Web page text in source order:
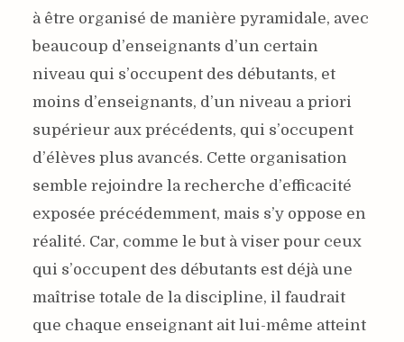
à être organisé de manière pyramidale, avec
beaucoup d’enseignants d’un certain
niveau qui s’occupent des débutants, et
moins d’enseignants, d’un niveau a priori
supérieur aux précédents, qui s’occupent
d’élèves plus avancés. Cette organisation
semble rejoindre la recherche d’efficacité
exposée précédemment, mais s’y oppose en
réalité. Car, comme le but à viser pour ceux
qui s’occupent des débutants est déjà une
maîtrise totale de la discipline, il faudrait
que chaque enseignant ait lui-même atteint